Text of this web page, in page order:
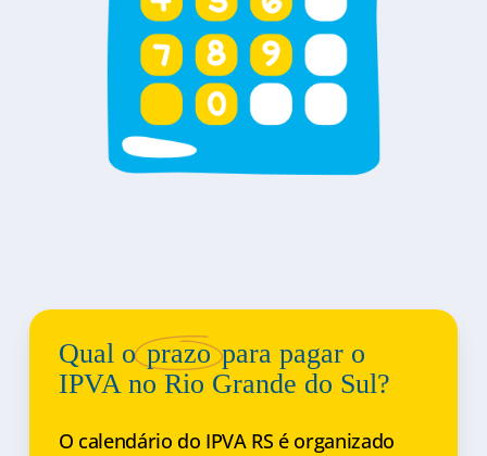
Qual oprazopara pagar o
IPVA no Rio Grande do Sul?
O calendário do IPVA RS é organizado